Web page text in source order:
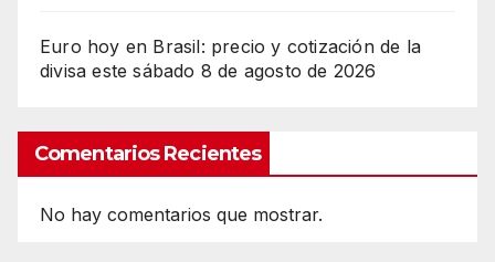
Euro hoy en Brasil: precio y cotización de la
divisa este sábado 8 de agosto de 2026
Comentarios Recientes
No hay comentarios que mostrar.